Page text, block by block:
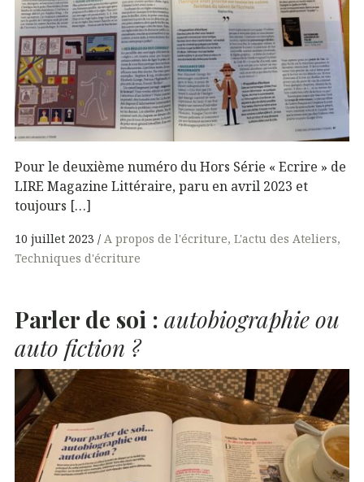
Pour le deuxième numéro du Hors Série « Ecrire » de
LIRE Magazine Littéraire, paru en avril 2023 et
toujours […]
10 juillet 2023 A propos de l'écriture L'actu des Ateliers
Techniques d'écriture
Parler de soi : autobiographie ou
auto fiction ?